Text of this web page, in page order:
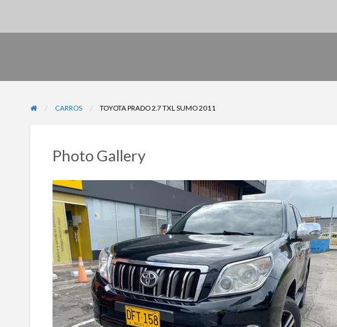
CARROS TOYOTA PRADO 2.7 TXL SUMO 2011
Photo Gallery